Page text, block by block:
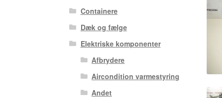
Containere
Dæk og fælge
Elektriske komponenter
Afbrydere
Aircondition varmestyring
Andet